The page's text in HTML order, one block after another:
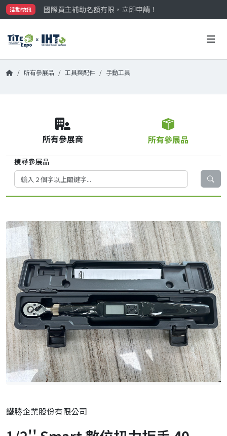
活動快訊
國際買主補助名額有限，立即申請！
參觀門票開放申請中‼️
國際買主補助名額有限，立即申請！
所有參展品 工具與配件 手動工具
所有參展商 所有參展品
搜尋參展品
鐵勝企業股份有限公司